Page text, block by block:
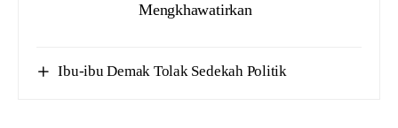
Mengkhawatirkan
Ibu-ibu Demak Tolak Sedekah Politik